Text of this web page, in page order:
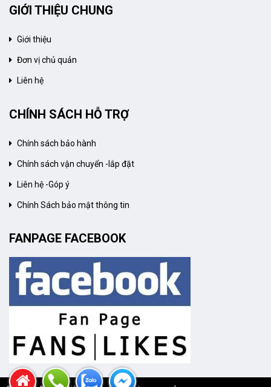
GIỚI THIỆU CHUNG
Giới thiệu
Đơn vị chủ quản
Liên hệ
CHÍNH SÁCH HỖ TRỢ
Chính sách bảo hành
Chính sách vận chuyển -lắp đặt
Liên hệ -Góp ý
Chính Sách bảo mật thông tin
FANPAGE FACEBOOK